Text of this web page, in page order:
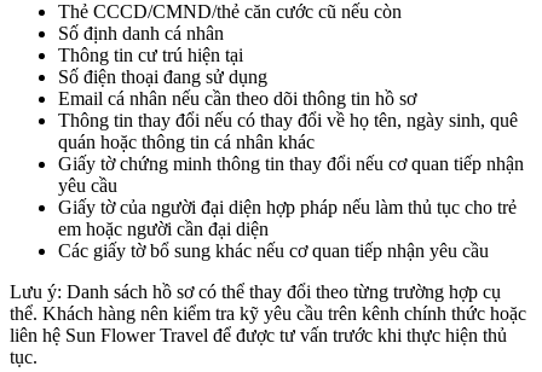
Thẻ CCCD/CMND/thẻ căn cước cũ nếu còn
Số định danh cá nhân
Thông tin cư trú hiện tại
Số điện thoại đang sử dụng
Email cá nhân nếu cần theo dõi thông tin hồ sơ
Thông tin thay đổi nếu có thay đổi về họ tên, ngày sinh, quê
quán hoặc thông tin cá nhân khác
Giấy tờ chứng minh thông tin thay đổi nếu cơ quan tiếp nhận
yêu cầu
Giấy tờ của người đại diện hợp pháp nếu làm thủ tục cho trẻ
em hoặc người cần đại diện
Các giấy tờ bổ sung khác nếu cơ quan tiếp nhận yêu cầu
Lưu ý: Danh sách hồ sơ có thể thay đổi theo từng trường hợp cụ
thể. Khách hàng nên kiểm tra kỹ yêu cầu trên kênh chính thức hoặc
liên hệ Sun Flower Travel để được tư vấn trước khi thực hiện thủ
tục.